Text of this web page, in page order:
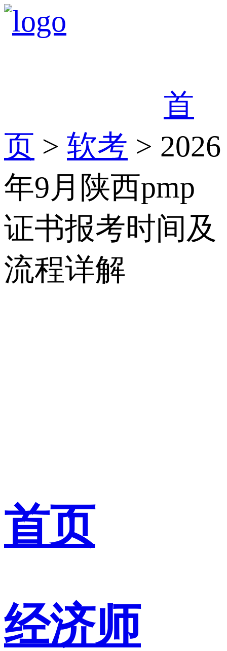
首
页 > 软考 > 2026
年9月陕西pmp
证书报考时间及
流程详解
首页
经济师